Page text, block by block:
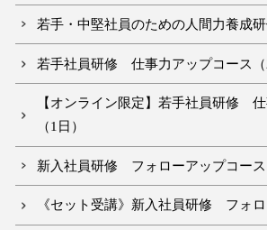
若手・中堅社員のための人間力養成
若手社員研修 仕事力アップコース（
【オンライン限定】若手社員研修
（1日）
新入社員研修 フォローアップコース
《セット受講》新入社員研修 フォ